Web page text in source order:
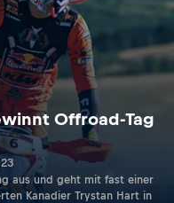
Offroad-Tag
aus und geht mit fast einer
Kanadier Trystan Hart in